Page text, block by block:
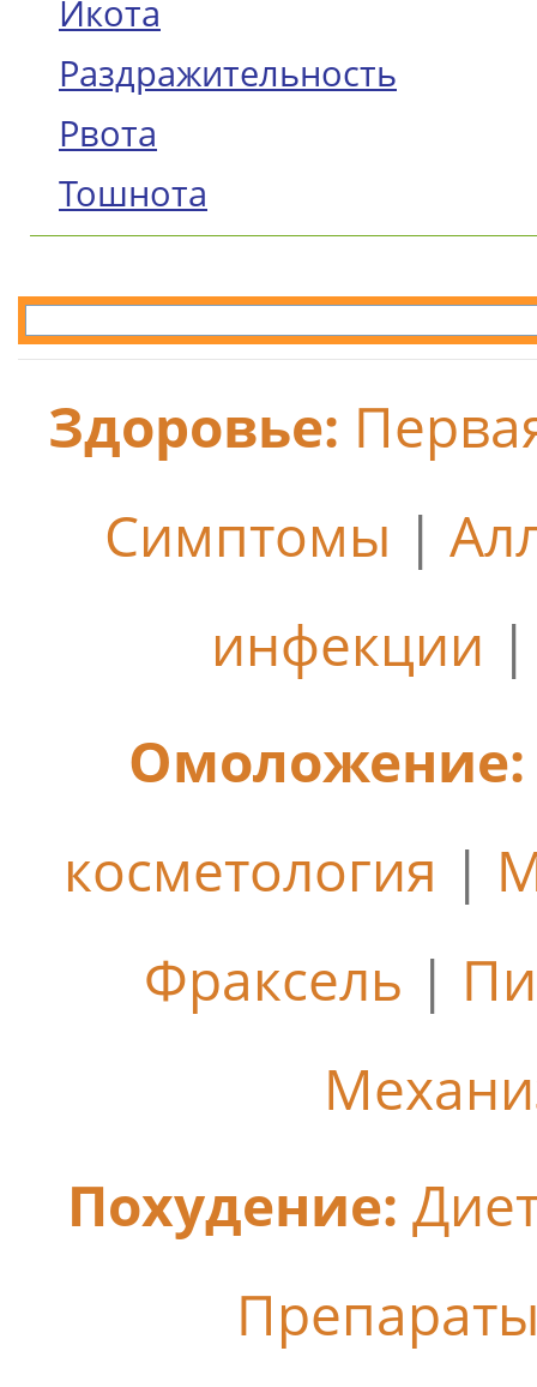
Икота
Раздражительность
Рвота
Тошнота
Здоровье:
Симптомы |
инфекции
Омоложение:
косметология |
Фраксель |
Похудение: